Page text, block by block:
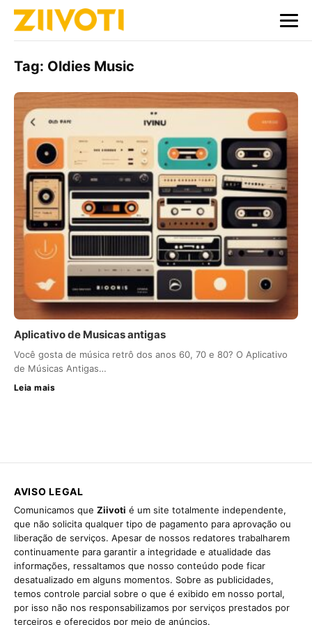
Tag: Oldies Music
Aplicativo de Musicas antigas
Você gosta de música retrô dos anos 60, 70 e 80? O Aplicativo
de Músicas Antigas…
Leia mais
AVISO LEGAL
Comunicamos que Ziivoti é um site totalmente independente,
que não solicita qualquer tipo de pagamento para aprovação ou
liberação de serviços. Apesar de nossos redatores trabalharem
continuamente para garantir a integridade e atualidade das
informações, ressaltamos que nosso conteúdo pode ficar
desatualizado em alguns momentos. Sobre as publicidades,
temos controle parcial sobre o que é exibido em nosso portal,
por isso não nos responsabilizamos por serviços prestados por
terceiros e oferecidos por meio de anúncios.